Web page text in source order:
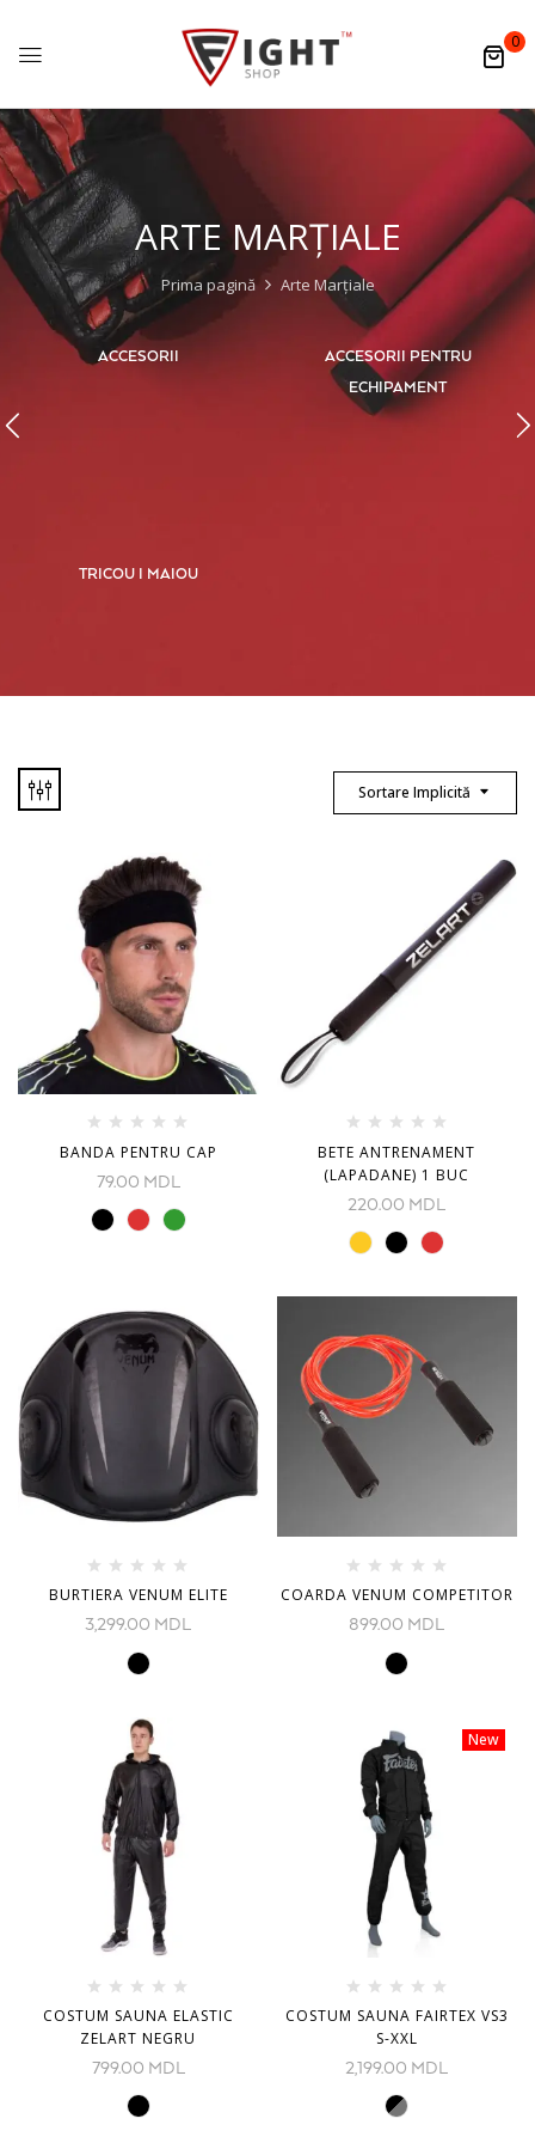
0
ARTE MARȚIALE
Prima pagină Arte Marțiale
ACCESORII
ACCESORII PENTRU
ECHIPAMENT
TRICOU I MAIOU
Sortare Implicită
BANDA PENTRU CAP
79.00 MDL
BETE ANTRENAMENT
(LAPADANE) 1 BUC
220.00 MDL
BURTIERA VENUM ELITE
3,299.00 MDL
COARDA VENUM COMPETITOR
899.00 MDL
COSTUM SAUNA ELASTIC
ZELART NEGRU
799.00 MDL
New
COSTUM SAUNA FAIRTEX VS3
S-XXL
2,199.00 MDL